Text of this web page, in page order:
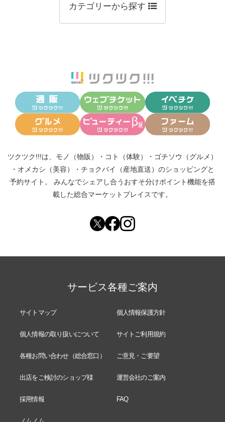
カテゴリーから探す
ツクツク!!!は、 モノ（物販） ・ コト（体験） ・ ゴチソウ（グルメ）
・ オメカシ（美容） ・ チョクバイ（産地直送） のショッピングと
予約サイト。
みんなでシェアし合う おすそ分けポイント機能を搭
載した総合マーケットプレイスです。
サービス各種ご案内
サイトマップ 個人情報保護方針
個人情報の取り扱いについて サイトご利用規約
各種お問い合わせ（総合窓口） ご意見・ご要望
出店をご検討のショップ様 運営会社のご案内
採用情報 FAQ